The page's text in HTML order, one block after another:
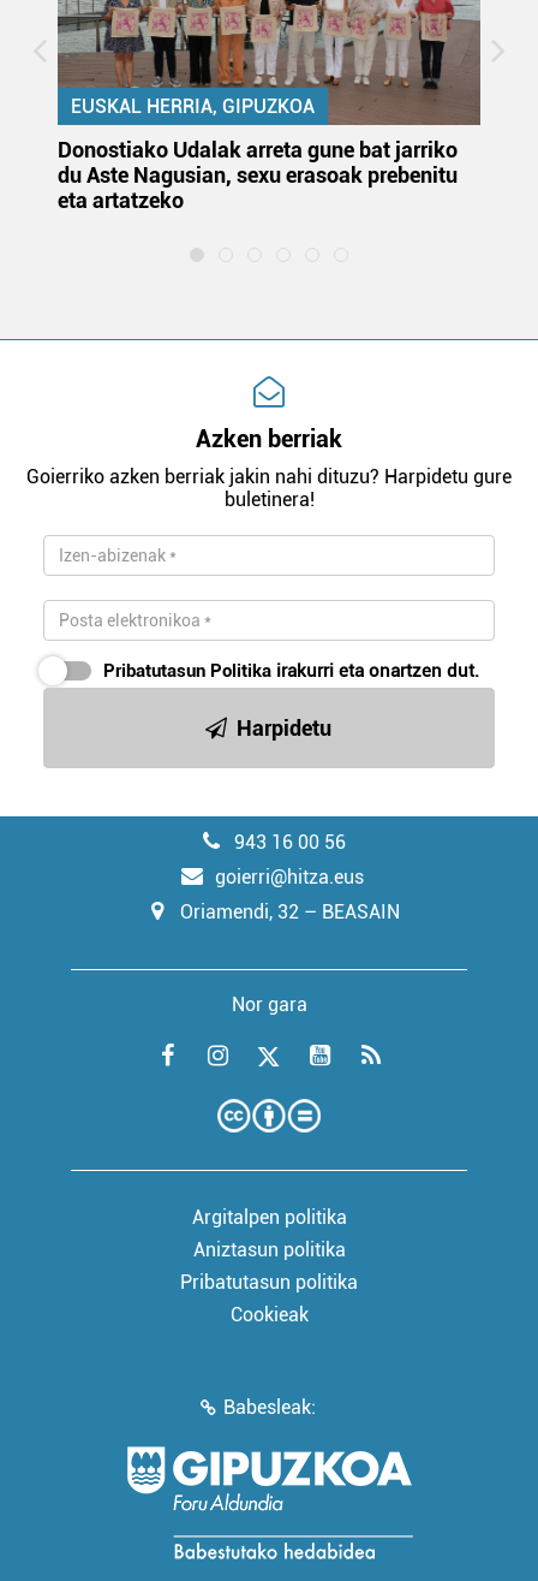
EUSKAL HERRIA, GIPUZKOA
Donostiako Udalak arreta gune bat jarriko
du Aste Nagusian, sexu erasoak prebenitu
eta artatzeko
Azken berriak
Goierriko azken berriak jakin nahi dituzu? Harpidetu gure
buletinera!
Pribatutasun Politika irakurri eta onartzen dut.
Harpidetu
943 16 00 56
goierri@hitza.eus
Oriamendi, 32 – BEASAIN
Nor gara
Argitalpen politika
Aniztasun politika
Pribatutasun politika
Cookieak
Babesleak: